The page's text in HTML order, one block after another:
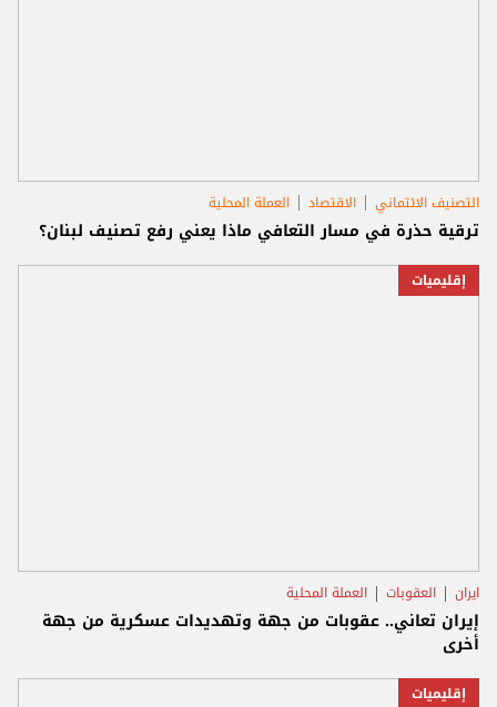
التصنيف الائتماني الاقتصاد العملة المحلية
ترقية حذرة في مسار التعافي ماذا يعني رفع تصنيف لبنان؟
إقليميات
ايران العقوبات العملة المحلية
إيران تعاني.. عقوبات من جهة وتهديدات عسكرية من جهة
أخرى
إقليميات